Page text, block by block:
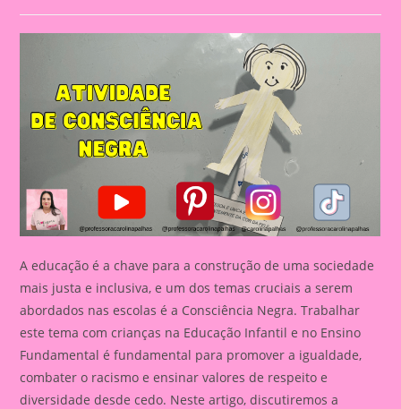
A educação é a chave para a construção de uma sociedade
mais justa e inclusiva, e um dos temas cruciais a serem
abordados nas escolas é a Consciência Negra. Trabalhar
este tema com crianças na Educação Infantil e no Ensino
Fundamental é fundamental para promover a igualdade,
combater o racismo e ensinar valores de respeito e
diversidade desde cedo. Neste artigo, discutiremos a